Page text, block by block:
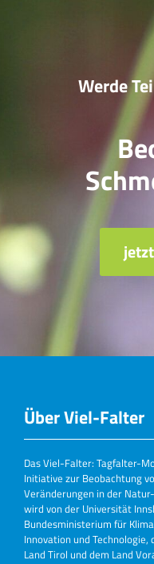
Werde
Über Viel-Falter
Das Viel-Falter: Tagfalter-
Initiative zur Beobachtung
Veränderungen in der
wird von der Universität
Bundesministerium für
Innovation und
Land Tirol und dem Land